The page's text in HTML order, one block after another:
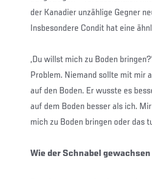
der Kanadier unzählige Gegner
Insbesondere Condit hat eine
„Du willst mich zu Boden
Problem. Niemand sollte mit mir
auf den Boden. Er wusste es
auf dem Boden besser als ich.
mich zu Boden bringen oder das
Wie der Schnabel